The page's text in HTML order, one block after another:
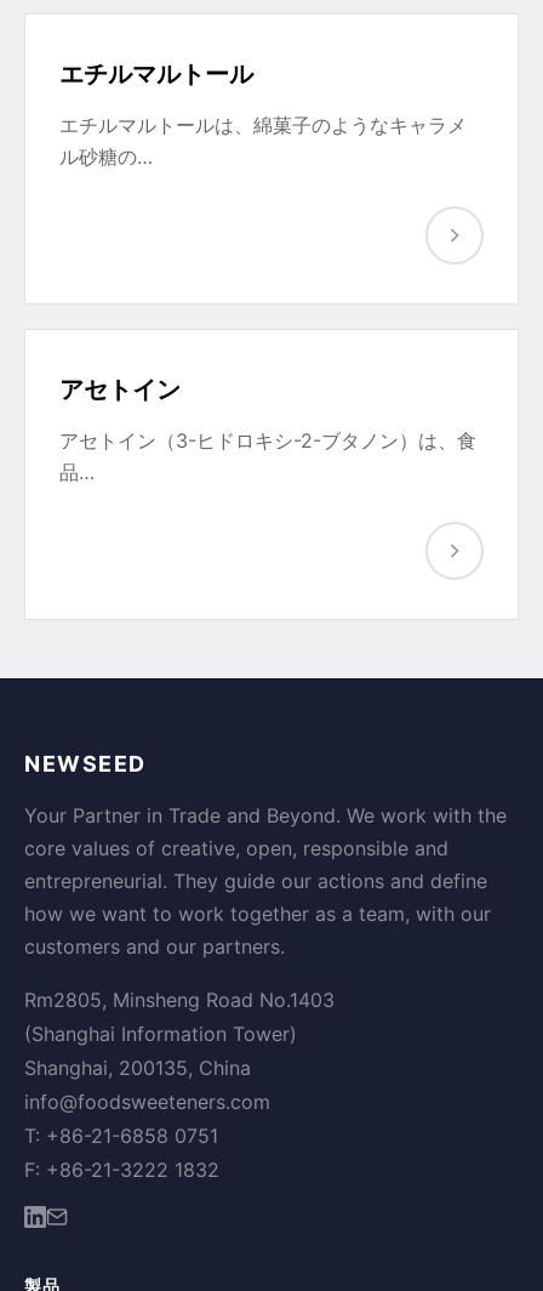
エチルマルトール
エチルマルトールは、綿菓子のようなキャラメ
ル砂糖の…
アセトイン
アセトイン（3-ヒドロキシ-2-ブタノン）は、食
品…
NEWSEED
Your Partner in Trade and Beyond. We work with the
core values of creative, open, responsible and
entrepreneurial. They guide our actions and define
how we want to work together as a team, with our
customers and our partners.
Rm2805, Minsheng Road No.1403
(Shanghai Information Tower)
Shanghai, 200135, China
info@foodsweeteners.com
T: +86-21-6858 0751
F: +86-21-3222 1832
製品